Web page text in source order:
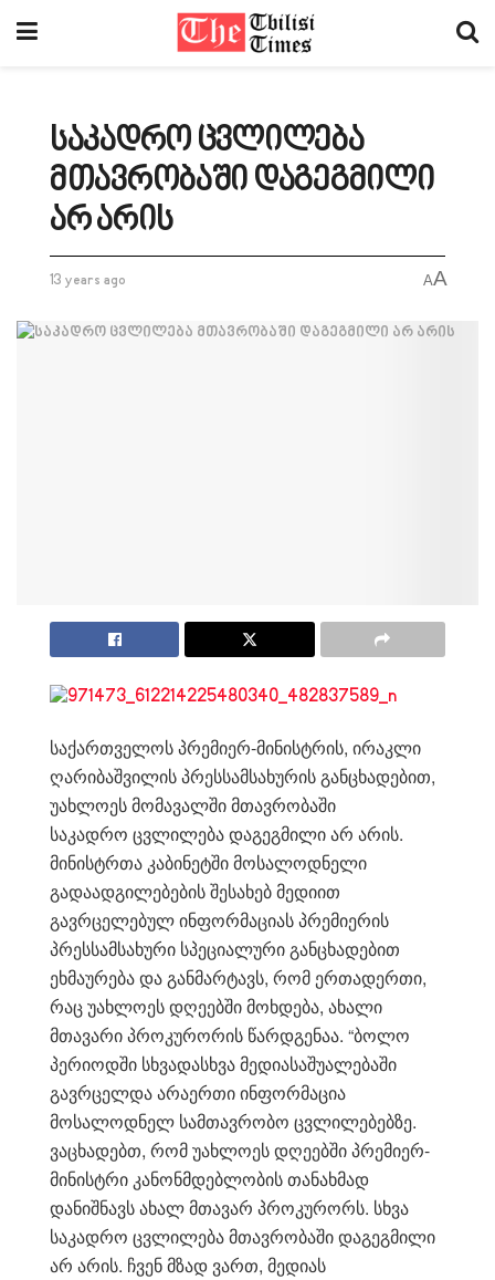
საკადრო ცვლილება
მთავრობაში დაგეგმილი
არ არის
13 years ago AA
საქართველოს პრემიერ-მინისტრის, ირაკლი
ღარიბაშვილის პრესსამსახურის განცხადებით,
უახლოეს მომავალში მთავრობაში
საკადრო ცვლილება დაგეგმილი არ არის.
მინისტრთა კაბინეტში მოსალოდნელი
გადაადგილებების შესახებ მედიით
გავრცელებულ ინფორმაციას პრემიერის
პრესსამსახური სპეციალური განცხადებით
ეხმაურება და განმარტავს, რომ ერთადერთი,
რაც უახლოეს დღეებში მოხდება, ახალი
მთავარი პროკურორის წარდგენაა. “ბოლო
პერიოდში სხვადასხვა მედიასაშუალებაში
გავრცელდა არაერთი ინფორმაცია
მოსალოდნელ სამთავრობო ცვლილებებზე.
ვაცხადებთ, რომ უახლოეს დღეებში პრემიერ-
მინისტრი კანონმდებლობის თანახმად
დანიშნავს ახალ მთავარ პროკურორს. სხვა
საკადრო ცვლილება მთავრობაში დაგეგმილი
არ არის. ჩვენ მზად ვართ, მედიას